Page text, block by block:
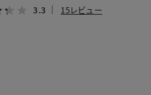
3.3 15レビュー